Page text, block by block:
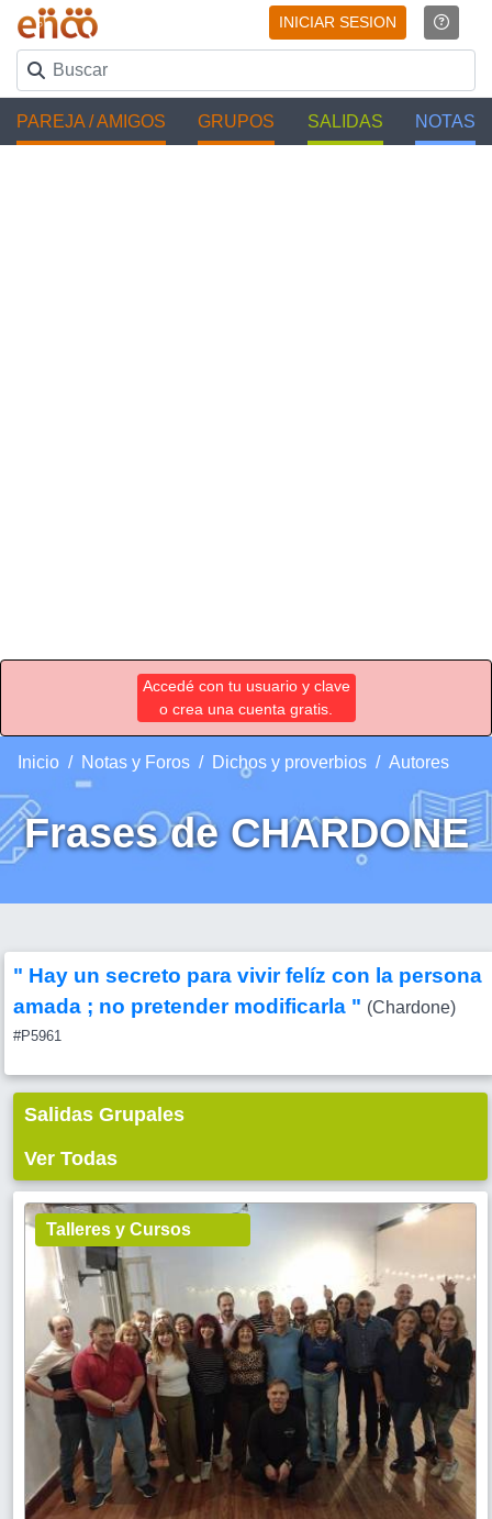
INICIAR SESION
PAREJA / AMIGOS GRUPOS SALIDAS NOTAS
Accedé con tu usuario y clave
o crea una cuenta gratis.
Inicio Notas y Foros Dichos y proverbios Autores
Frases de CHARDONE
" Hay un secreto para vivir felíz con la persona
amada ; no pretender modificarla " (Chardone)
#P5961
Salidas Grupales
Ver Todas
Talleres y Cursos